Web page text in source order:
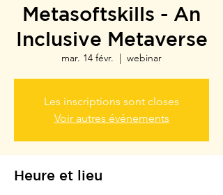
Metasoftskills - An
Inclusive Metaverse
mar. 14 févr.
  |
webinar
Les inscriptions sont closes
Voir autres événements
Heure et lieu